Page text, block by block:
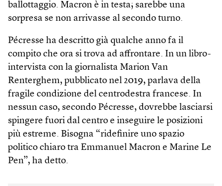
ballottaggio. Macron è in testa; sarebbe una
sorpresa se non arrivasse al secondo turno.
Pécresse ha descritto già qualche anno fa il
compito che ora si trova ad affrontare. In un libro-
intervista con la giornalista Marion Van
Renterghem, pubblicato nel 2019, parlava della
fragile condizione del centrodestra francese. In
nessun caso, secondo Pécresse, dovrebbe lasciarsi
spingere fuori dal centro e inseguire le posizioni
più estreme. Bisogna “ridefinire uno spazio
politico chiaro tra Emmanuel Macron e Marine Le
Pen”, ha detto.